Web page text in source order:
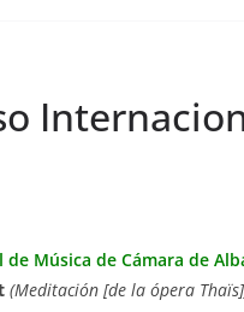
Música de Cámara de
(Meditación [de la ópera